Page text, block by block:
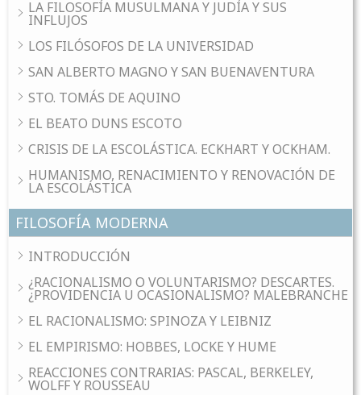
LA FILOSOFÍA MUSULMANA Y JUDÍA Y SUS
INFLUJOS
LOS FILÓSOFOS DE LA UNIVERSIDAD
SAN ALBERTO MAGNO Y SAN BUENAVENTURA
STO. TOMÁS DE AQUINO
EL BEATO DUNS ESCOTO
CRISIS DE LA ESCOLÁSTICA. ECKHART Y OCKHAM.
HUMANISMO, RENACIMIENTO Y RENOVACIÓN DE
LA ESCOLÁSTICA
FILOSOFÍA MODERNA
INTRODUCCIÓN
¿RACIONALISMO O VOLUNTARISMO? DESCARTES.
¿PROVIDENCIA U OCASIONALISMO? MALEBRANCHE
EL RACIONALISMO: SPINOZA Y LEIBNIZ
EL EMPIRISMO: HOBBES, LOCKE Y HUME
REACCIONES CONTRARIAS: PASCAL, BERKELEY,
WOLFF Y ROUSSEAU